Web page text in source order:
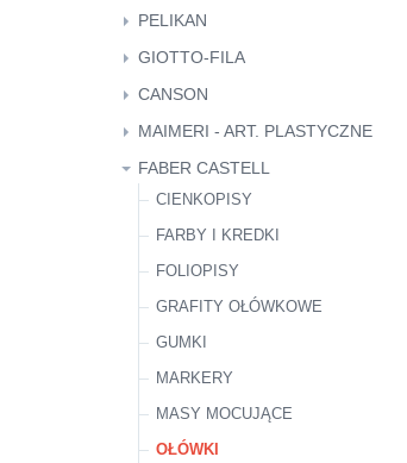
FOLIOPISY
GRAFITY
GUMKI
MARKERY
OŁÓWKI AUTOMATYCZNE
PISAK - PĘDZELEK DO KALIGRAFI
PELIKAN
ATRAMENTY I NABOJE
GIOTTO-FILA
FARBY
PISAKI
CANSON
KALKI KREŚLARSKIE
PAPIERY, KARTONY, BLOKI
MAIMERI - ART. PLASTYCZNE
FARBY AKRYLOWE
FARBY KONTURÓWKI
FABER CASTELL
CIENKOPISY
FARBY I KREDKI
FOLIOPISY
GRAFITY OŁÓWKOWE
GUMKI
MARKERY
MASY MOCUJĄCE
OŁÓWKI